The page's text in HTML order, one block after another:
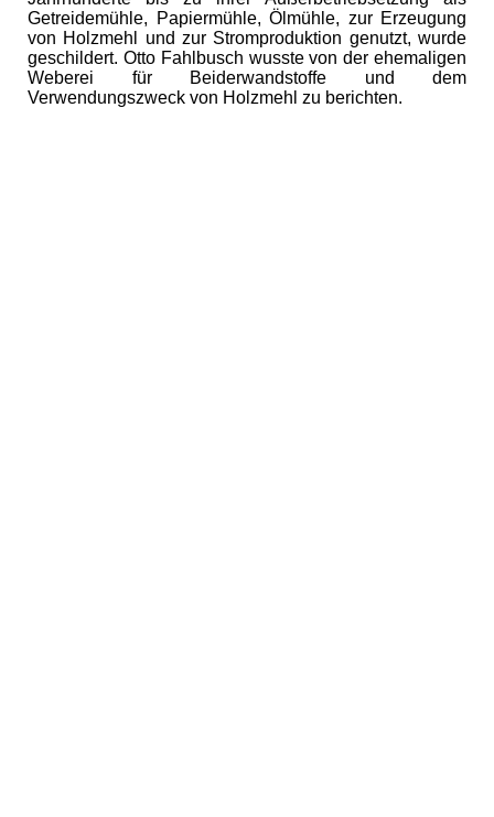
Getreidemühle, Papiermühle, Ölmühle, zur Erzeugung
von Holzmehl und zur Stromproduktion genutzt, wurde
geschildert. Otto Fahlbusch wusste von der ehemaligen
Weberei für Beiderwandstoffe und dem
Verwendungszweck von Holzmehl zu berichten.